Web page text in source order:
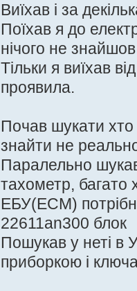
Виїхав і за
Поїхав я до
нічого не
Тільки я виїхав
проявила.
Почав шукати хто
знайти не
Паралельно
тахометр, багато
ЕБУ(ECM)
22611an300 блок
Пошукав у неті в
приборкою і